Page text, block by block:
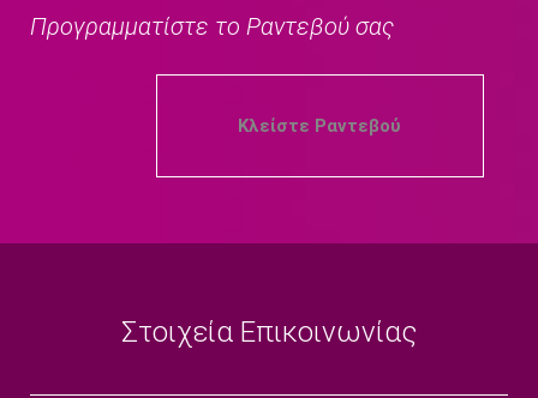
Προγραμματίστε το Ραντεβού σας
Κλείστε Ραντεβού
Στοιχεία Επικοινωνίας